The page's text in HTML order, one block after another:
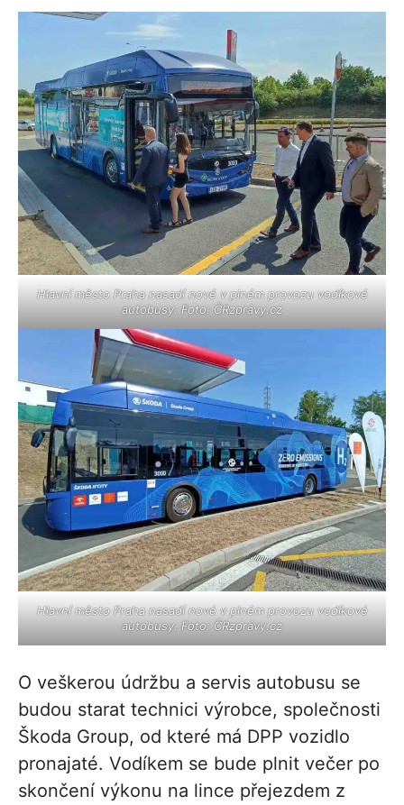
Hlavní město Praha nasadí nové v plném provozu vodíkové
autobusy. Foto: ČRzprávy.cz
Hlavní město Praha nasadí nové v plném provozu vodíkové
autobusy. Foto: ČRzprávy.cz
O veškerou údržbu a servis autobusu se
budou starat technici výrobce, společnosti
Škoda Group, od které má DPP vozidlo
pronajaté. Vodíkem se bude plnit večer po
skončení výkonu na lince přejezdem z